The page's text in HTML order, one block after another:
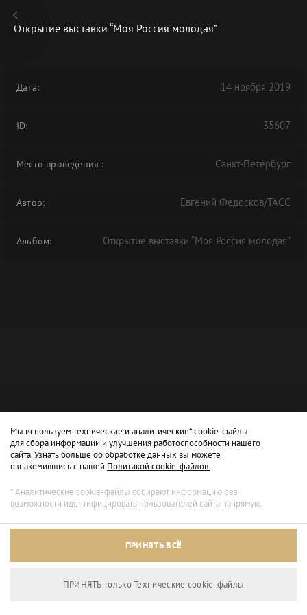
В АРХИВЕ
Архивный режим
Открытие выставки “Моя Россия молодая”
Дата: 14 ноября 2019
ID: 35607
Место проведения : Санкт-Петербург
Автор: Евгений Федосков/ТАСС
Альбом: Открытие выставки “Моя Россия молодая”
Мы используем технические и аналитические* cookie-файлы
для сбора информации и улучшения работоспособности нашего
сайта. Узнать больше об обработке данных вы можете
ознакомившись с нашей Политикой cookie-файлов.
* Аналитические cookie-файлы собирают информацию без
возможности идентифицировать пользователей сайта напрямую.
ПРИНЯТЬ ВСЁ
ПРИНЯТЬ только Технические сookie-файлы